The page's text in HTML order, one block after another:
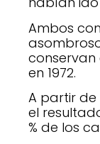
Ambos
conservan
en 1972.
A partir de
el
% de los